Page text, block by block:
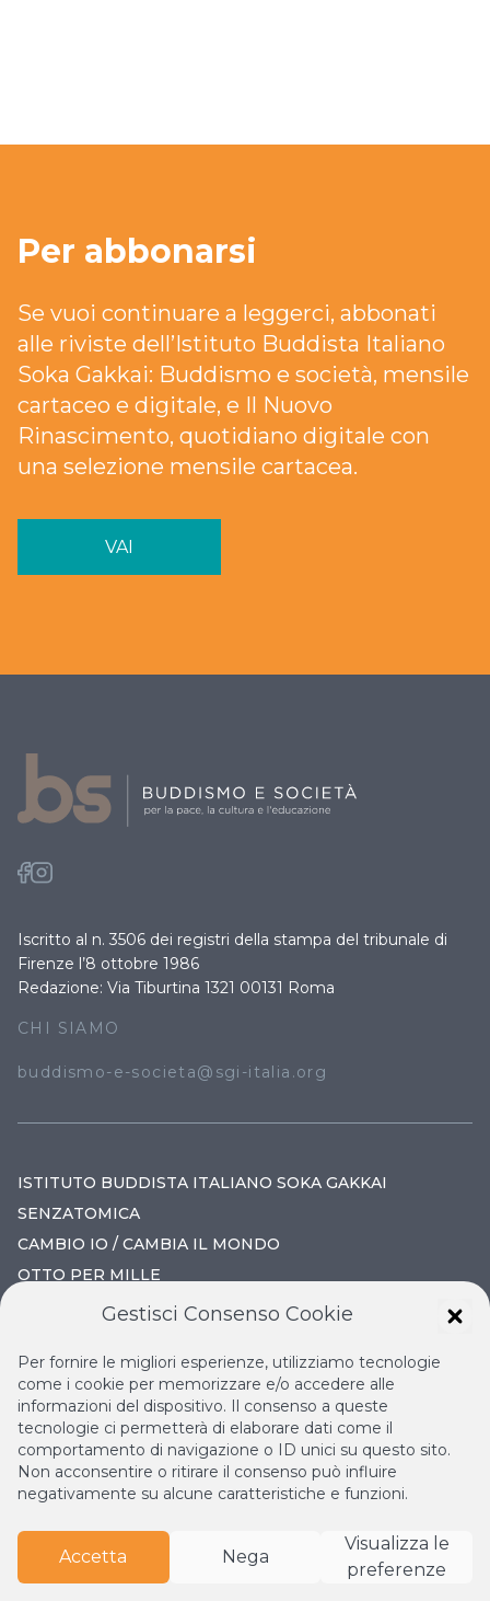
Per abbonarsi
Se vuoi continuare a leggerci, abbonati
alle riviste dell’Istituto Buddista Italiano
Soka Gakkai: Buddismo e società, mensile
cartaceo e digitale, e Il Nuovo
Rinascimento, quotidiano digitale con
una selezione mensile cartacea.
VAI
Iscritto al n. 3506 dei registri della stampa del tribunale di
Firenze l’8 ottobre 1986
Redazione: Via Tiburtina 1321 00131 Roma
CHI SIAMO
buddismo-e-societa@sgi-italia.org
ISTITUTO BUDDISTA ITALIANO SOKA GAKKAI
SENZATOMICA
CAMBIO IO / CAMBIA IL MONDO
OTTO PER MILLE
IL VOLO CONTINUO
LA BIBLIOTECA DI NICHIREN
ESPERIA
Istituto Buddista Italiano Soka Gakkai.
Gestisci Consenso Cookie
Per fornire le migliori esperienze, utilizziamo tecnologie
come i cookie per memorizzare e/o accedere alle
informazioni del dispositivo. Il consenso a queste
tecnologie ci permetterà di elaborare dati come il
comportamento di navigazione o ID unici su questo sito.
Non acconsentire o ritirare il consenso può influire
negativamente su alcune caratteristiche e funzioni.
Accetta Nega
Visualizza le
preferenze